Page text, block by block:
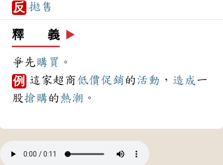
反 拋售
釋 義 ▶️
爭先購買 。
例 這家超商低價促銷 的 活動 ， 造成一
股搶購的 熱潮 。